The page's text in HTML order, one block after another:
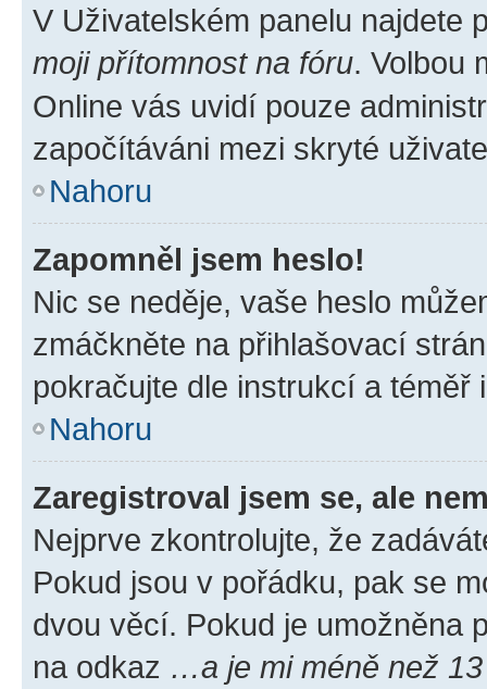
V Uživatelském panelu najdete
moji přítomnost na fóru. Volbou
Online vás uvidí pouze
započítáváni mezi skryté
Nahoru
Zapomněl jsem heslo!
Nic se neděje, vaše heslo
zmáčkněte na přihlašovací
pokračujte dle instrukcí a téměř
Nahoru
Zaregistroval jsem se, ale
Nejprve zkontrolujte, že
Pokud jsou v pořádku, pak se
dvou věcí. Pokud je umožněna
na odkaz …a je mi méně než